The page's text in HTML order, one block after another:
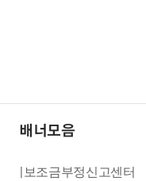
배너모음
소극행정신고센터